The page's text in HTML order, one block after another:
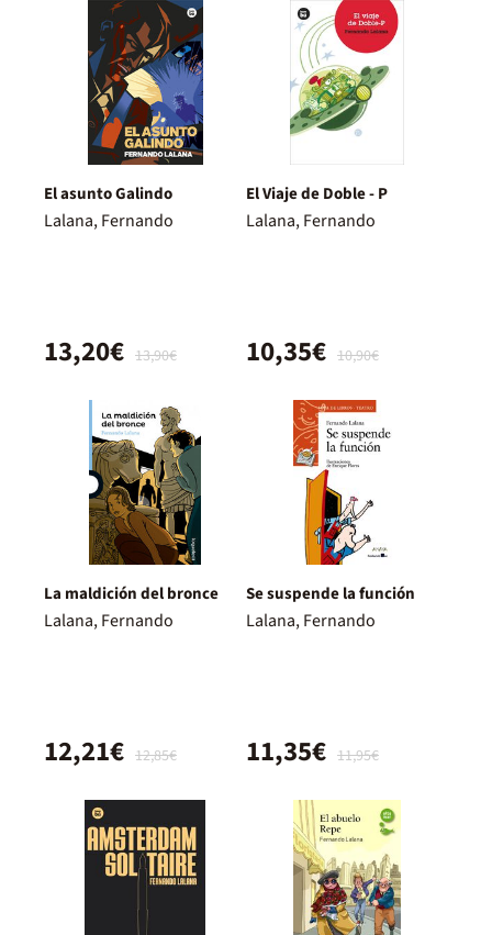
El asunto Galindo
Lalana, Fernando
13,90€
13,20€
El Viaje de Doble - P
Lalana, Fernando
10,90€
10,35€
La maldición del bronce
Lalana, Fernando
12,85€
12,21€
Se suspende la función
Lalana, Fernando
11,95€
11,35€